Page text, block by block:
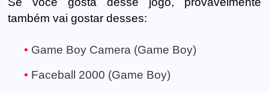
também vai gostar desses:
Game Boy Camera (Game Boy)
Faceball 2000 (Game Boy)